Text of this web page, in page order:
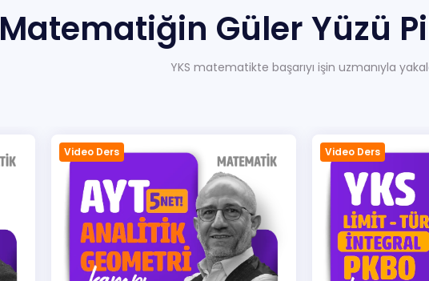
Hakkımızda
Matematiğin GülerYüzü
YKS matematikte başarıyı işin uzmanıyla
Video Ders Video Ders